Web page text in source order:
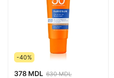
-40%
378 MDL 630 MDL